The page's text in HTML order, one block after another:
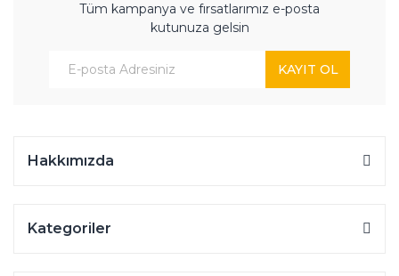
Tüm kampanya ve fırsatlarımız e-posta
kutunuza gelsin
KAYIT OL
Hakkımızda
Kategoriler